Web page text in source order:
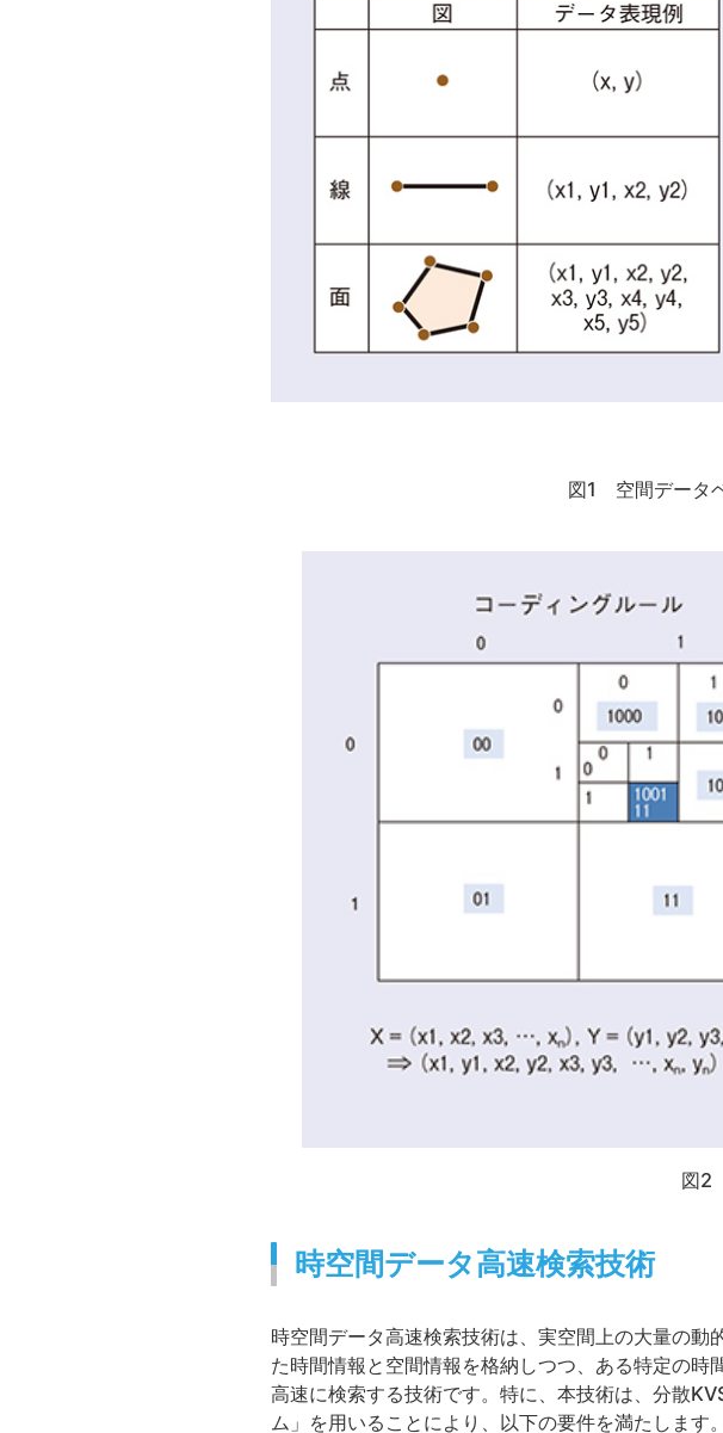
図1 空間データ
図2
時空間データ高速検索技術
時空間データ高速検索技術は、実空間上の大量の
た時間情報と空間情報を格納しつつ、ある特定の
高速に検索する技術です。特に、本技術は、分散
ム」を用いることにより、以下の要件を満たします。